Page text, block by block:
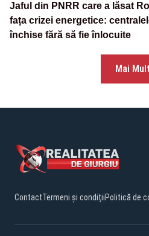
Jaful din PNRR care a lăsat
fața crizei energetice:
închise fără să fie înlocuite
Mai
ContactTermeni și condițiiPolitică de